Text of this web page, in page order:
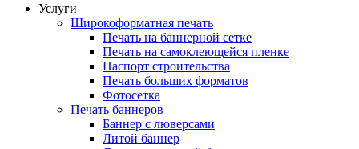
Услуги
Широкоформатная печать
Печать на баннерной сетке
Печать на самоклеющейся пленке
Паспорт строительства
Печать больших форматов
Фотосетка
Печать баннеров
Баннер с люверсами
Литой баннер